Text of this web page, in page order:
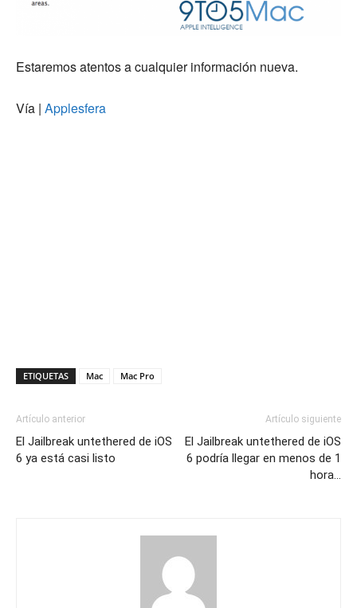
Estaremos atentos a cualquier información nueva.
Vía | Applesfera
ETIQUETAS Mac Mac Pro
Artículo anterior
El Jailbreak untethered de iOS
6 ya está casi listo
Artículo siguiente
El Jailbreak untethered de iOS
6 podría llegar en menos de 1
hora…